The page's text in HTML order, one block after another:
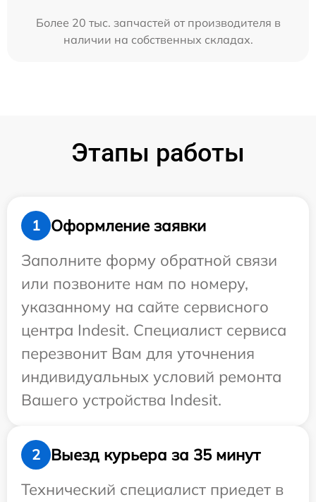
Более 20 тыс. запчастей от производителя в
наличии на собственных складах.
Этапы работы
1
Оформление заявки
Заполните форму обратной связи
или позвоните нам по номеру,
указанному на сайте сервисного
центра Indesit. Специалист сервиса
перезвонит Вам для уточнения
индивидуальных условий ремонта
Вашего устройства Indesit.
2
Выезд курьера за 35 минут
Технический специалист приедет в